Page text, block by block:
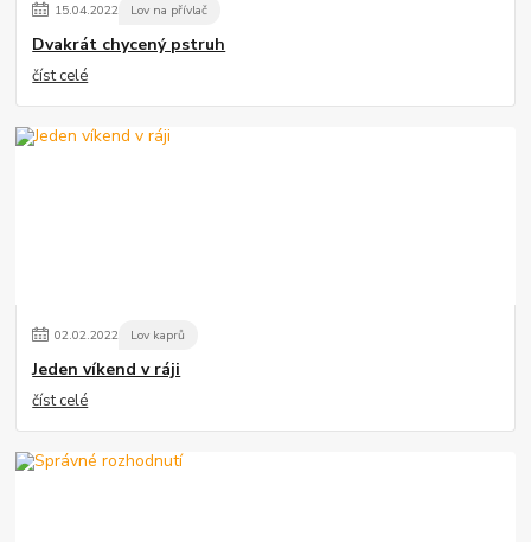
15.04.2022 Lov na přívlač
Dvakrát chycený pstruh
číst celé
02.02.2022 Lov kaprů
Jeden víkend v ráji
číst celé